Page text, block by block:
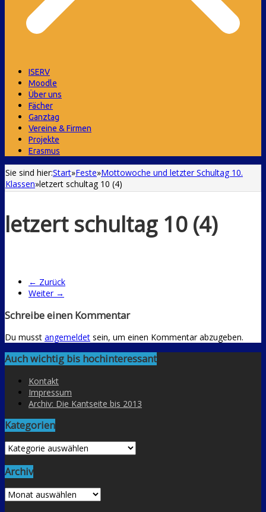
ISERV
Moodle
Über uns
Fächer
Ganztag
Vereine & Firmen
Projekte
Erasmus
Sie sind hier:Start»Feste»Mottowoche und letzter Schultag 10.
Klassen»letzert schultag 10 (4)
letzert schultag 10 (4)
← Zurück
Weiter →
Schreibe einen Kommentar
Du musst angemeldet sein, um einen Kommentar abzugeben.
Auch wichtig bis hochinteressant
Kontakt
Impressum
Archiv: Die Kantseite bis 2013
Kategorien
Kategorien
Archiv
Archiv